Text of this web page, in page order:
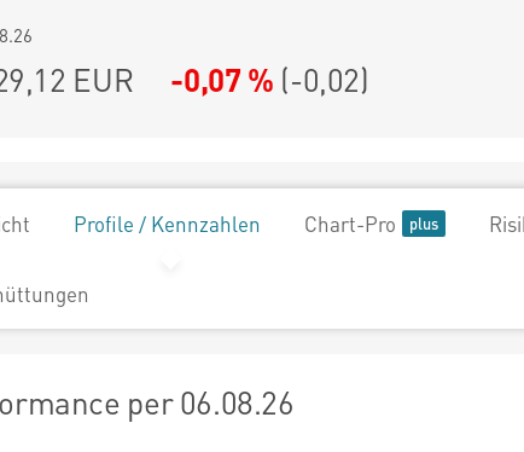
EUR -0,07 % (-0,02)
Profile / Kennzahlen Chart-Pro
per 06.08.26